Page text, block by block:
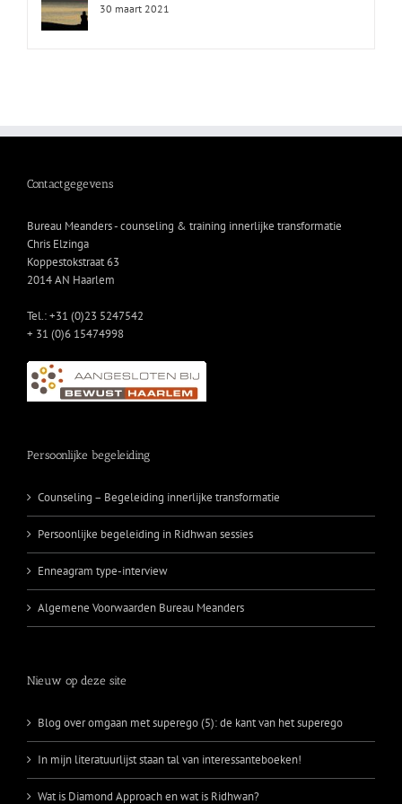
30 maart 2021
Contactgegevens
Bureau Meanders - counseling & training innerlijke transformatie
Chris Elzinga
Koppestokstraat 63
2014 AN Haarlem
Tel.: +31 (0)23 5247542
+ 31 (0)6 15474998
Persoonlijke begeleiding
Counseling – Begeleiding innerlijke transformatie
Persoonlijke begeleiding in Ridhwan sessies
Enneagram type-interview
Algemene Voorwaarden Bureau Meanders
Nieuw op deze site
Blog over omgaan met superego (5): de kant van het superego
In mijn literatuurlijst staan tal van interessanteboeken!
Wat is Diamond Approach en wat is Ridhwan?